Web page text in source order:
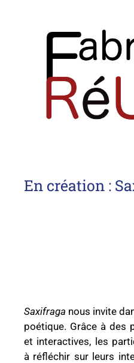
En création :
Saxifraga nous invite
poétique. Grâce à des
et interactives, les
à réfléchir sur leurs